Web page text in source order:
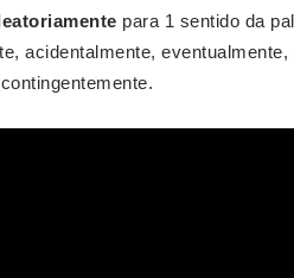
para 1 sentido da
acidentalmente,